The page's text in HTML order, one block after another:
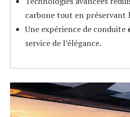
carbone tout en préservant
Une expérience de conduite
service de l’élégance.